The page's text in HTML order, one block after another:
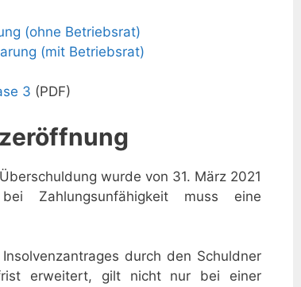
(ohne Betriebsrat)
(mit Betriebsrat)
3 (PDF)
wurde von 31. März 2021
Zahlungsunfähigkeit muss eine
durch den Schuldner
erweitert, gilt nicht nur bei einer